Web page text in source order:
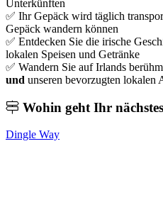
Unterkünften
✅ Ihr Gepäck wird täglich
Gepäck wandern können
✅ Entdecken Sie die irische
lokalen Speisen und Getränke
✅ Wandern Sie auf Irlands
und unseren bevorzugten lokalen
Wohin geht Ihr
Dingle Way